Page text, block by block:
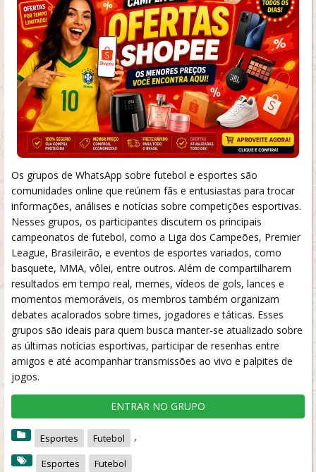
Os grupos de WhatsApp sobre futebol e esportes são
comunidades online que reúnem fãs e entusiastas para trocar
informações, análises e notícias sobre competições esportivas.
Nesses grupos, os participantes discutem os principais
campeonatos de futebol, como a Liga dos Campeões, Premier
League, Brasileirão, e eventos de esportes variados, como
basquete, MMA, vôlei, entre outros. Além de compartilharem
resultados em tempo real, memes, vídeos de gols, lances e
momentos memoráveis, os membros também organizam
debates acalorados sobre times, jogadores e táticas. Esses
grupos são ideais para quem busca manter-se atualizado sobre
as últimas notícias esportivas, participar de resenhas entre
amigos e até acompanhar transmissões ao vivo e palpites de
jogos.
ENTRAR NO GRUPO
Esportes ,
Futebol
Esportes
Futebol